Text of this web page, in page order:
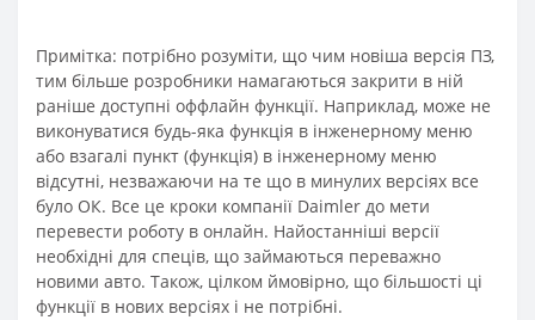
Примітка: потрібно розуміти, що чим новіша версія ПЗ,
тим більше розробники намагаються закрити в ній
раніше доступні оффлайн функції. Наприклад, може не
виконуватися будь-яка функція в інженерному меню
або взагалі пункт (функція) в інженерному меню
відсутні, незважаючи на те що в минулих версіях все
було ОК. Все це кроки компанії Daimler до мети
перевести роботу в онлайн. Найостанніші версії
необхідні для спеців, що займаються переважно
новими авто. Також, цілком ймовірно, що більшості ці
функції в нових версіях і не потрібні.